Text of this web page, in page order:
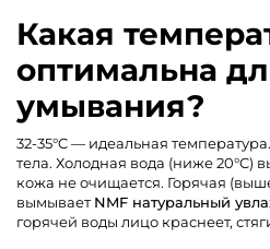
Какая
оптимальна
умывания?
32-35°C — идеальная
тела. Холодная вода (ниже 20°C)
кожа не очищается. Горячая
вымываетNMF натуральный
горячей воды лицо краснеет,